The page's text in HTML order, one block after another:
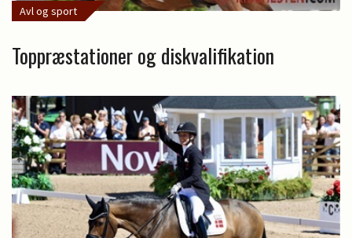
Avl og sport
Toppræstationer og diskvalifikation